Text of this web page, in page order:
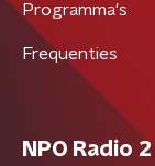
Programma's
Frequenties
NPO Radio